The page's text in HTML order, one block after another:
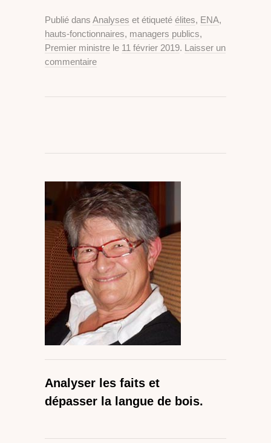
Publié dans Analyses et étiqueté élites, ENA,
hauts-fonctionnaires, managers publics,
Premier ministre le 11 février 2019. Laisser un
commentaire
Analyser les faits et
dépasser la langue de bois.